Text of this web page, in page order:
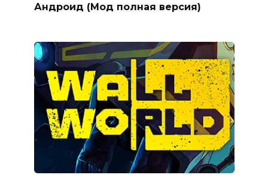
Андроид (Мод полная версия)